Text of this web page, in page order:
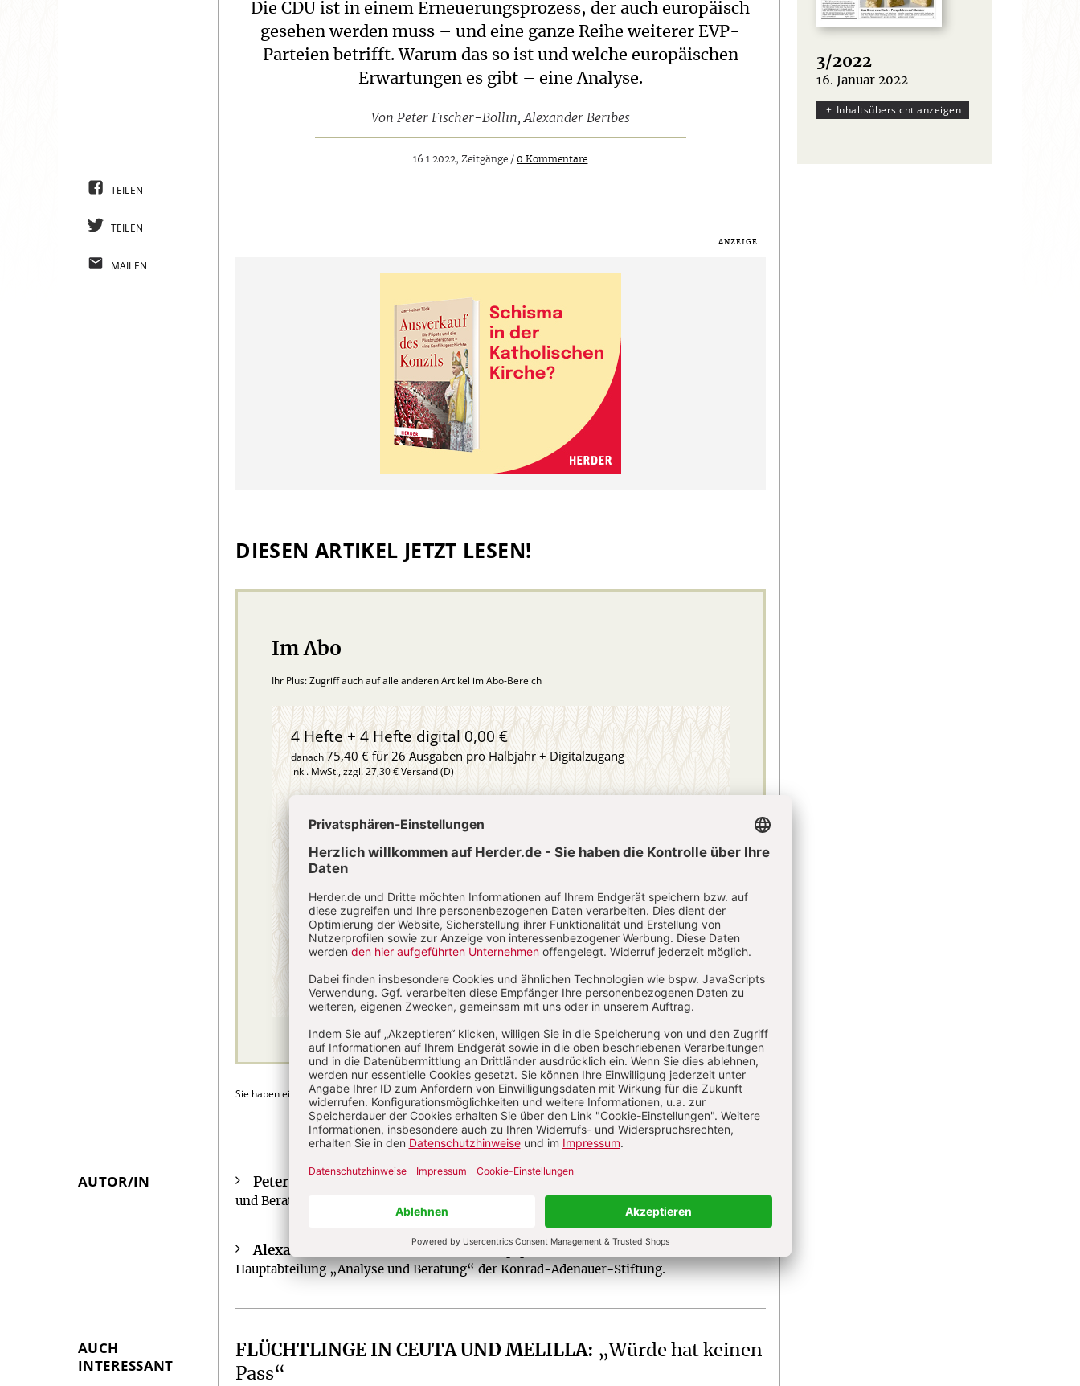
Die CDU ist in einem Erneuerungsprozess, der auch europäisch
gesehen werden muss – und eine ganze Reihe weiterer EVP-
Parteien betrifft. Warum das so ist und welche europäischen
Erwartungen es gibt – eine Analyse.
Von Peter Fischer-Bollin, Alexander Beribes
16.1.2022, Zeitgänge /0 Kommentare
DIESEN ARTIKEL JETZT LESEN!
Im Abo
Ihr Plus: Zugriff auch auf alle anderen Artikel im Abo-Bereich
4 Hefte + 4 Hefte digital 0,00 €
danach75,40 € für 26 Ausgaben pro Halbjahr + Digitalzugang
inkl. MwSt., zzgl. 27,30 € Versand (D)
IM ABO IM DIGITAL-ABO
Abo testen
Sie haben ein Abonnement?Anmelden
TEILEN
TEILEN
MAILEN
Überschrift
AUTOR/IN Peter Fischer-Bollin
und Beratung“ der Konrad-Adenauer-Stiftung.
Alexander Beribes
Hauptabteilung „Analyse und Beratung“ der Konrad-Adenauer-Stiftung.
AUCH
INTERESSANT
FLÜCHTLINGE IN CEUTA UND MELILLA: „Würde hat keinen
Pass“
3/2022
:
16. Januar 2022
Inhaltsübersicht anzeigen